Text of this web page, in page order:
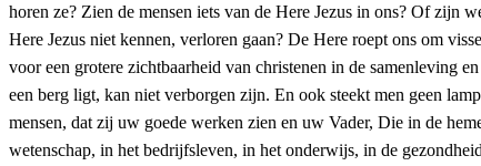
horen ze? Zien de mensen iets van de Here Jezus in ons? Of zijn
Here Jezus niet kennen, verloren gaan? De Here roept ons om
voor een grotere zichtbaarheid van christenen in de samenleving
een berg ligt, kan niet verborgen zijn. En ook steekt men geen
mensen, dat zij uw goede werken zien en uw Vader, Die in de
wetenschap, in het bedrijfsleven, in het onderwijs, in de